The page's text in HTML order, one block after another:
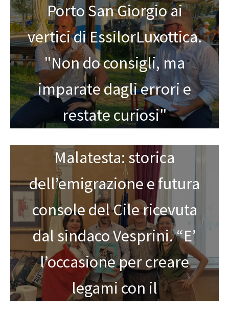
Porto San Giorgio ai
vertici di EssilorLuxottica.
"Non do consigli, ma
imparate dagli errori e
restate curiosi"
Alla ricerca del nonno
Malatesta: storica
dell’emigrazione e futura
console del Cile ricevuta
dal sindaco Vesprini. “E’
l’occasione per creare
legami con il